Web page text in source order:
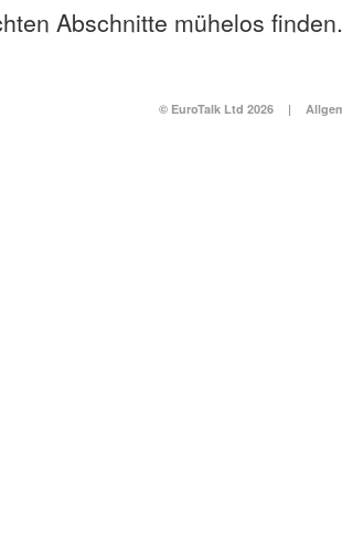
Abschnitte mühelos finden.
© EuroTalk Ltd 2026 |